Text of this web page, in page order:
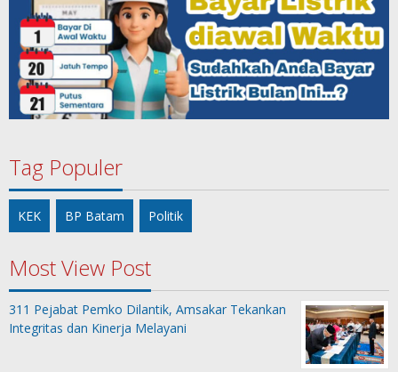
Tag Populer
KEK BP Batam Politik
Most View Post
311 Pejabat Pemko Dilantik, Amsakar Tekankan
Integritas dan Kinerja Melayani